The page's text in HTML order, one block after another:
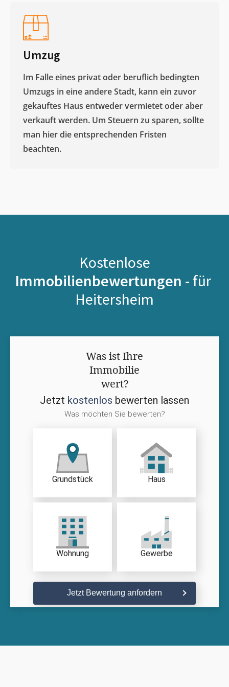
Umzug
Im Falle eines privat oder beruflich bedingten
Umzugs in eine andere Stadt, kann ein zuvor
gekauftes Haus entweder vermietet oder aber
verkauft werden. Um Steuern zu sparen, sollte
man hier die entsprechenden Fristen
beachten.
Kostenlose
Immobilienbewertungen - für
Heitersheim
Was ist Ihre
Immobilie
wert?
Jetzt kostenlos bewerten lassen
Was möchten Sie bewerten?
Grundstück Haus
Wohnung Gewerbe
Jetzt Bewertung anfordern